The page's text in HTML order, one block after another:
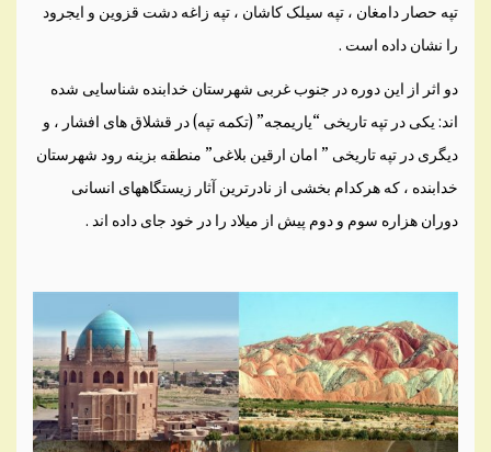
تپه حصار دامغان ، تپه سيلک کاشان ، تپه زاغه دشت قزوين و ايجرود
را نشان داده است .
دو اثر از اين دوره در جنوب غربی شهرستان خدابنده شناسايی شده
اند: يکی در تپه تاريخی “ياريمجه” (تکمه تپه) در قشلاق های افشار ، و
ديگری در تپه تاريخی ” امان ارقين بلاغی” منطقه بزينه رود شهرستان
خدابنده ، که هرکدام بخشی از نادرترين آثار زيستگاههای انسانی
دوران هزاره سوم و دوم پيش از ميلاد را در خود جای داده اند .